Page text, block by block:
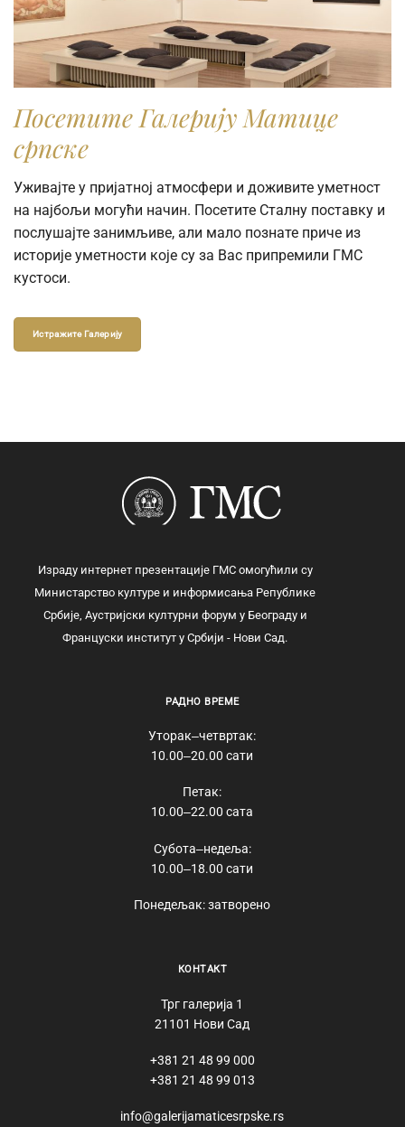
Посетите Галерију Матице
српске
Уживајте у пријатној атмосфери и доживите уметност
на најбољи могући начин. Посетите Сталну поставку и
послушајте занимљиве, али мало познате приче из
историје уметности које су за Вас припремили ГМС
кустоси.
Истражите Галерију
Израду интернет презентације ГМС омогућили су
Министарство културе и информисања Републике
Србије, Аустријски културни форум у Београду и
Француски институт у Србији - Нови Сад.
РАДНО ВРЕМЕ
Уторак‒четвртак:
10.00‒20.00 сати
Петак:
10.00‒22.00 сата
Субота‒недеља:
10.00‒18.00 сати
Понедељак: затворено
КОНТАКТ
Трг галерија 1
21101 Нови Сад
+381 21 48 99 000
+381 21 48 99 013
info@galerijamaticesrpske.rs